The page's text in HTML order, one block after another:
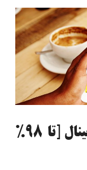
خرید کتاب کمیک اورجینال [تا 98%